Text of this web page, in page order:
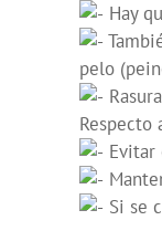
Hay
pelo
Respecto
Si se